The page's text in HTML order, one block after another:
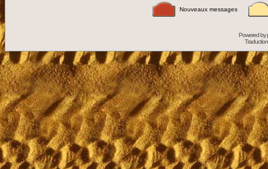
Nouveaux messages
Powered by